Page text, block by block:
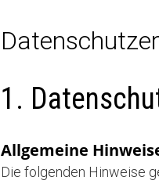
1.
Allgemeine
Die folgenden Hinweise